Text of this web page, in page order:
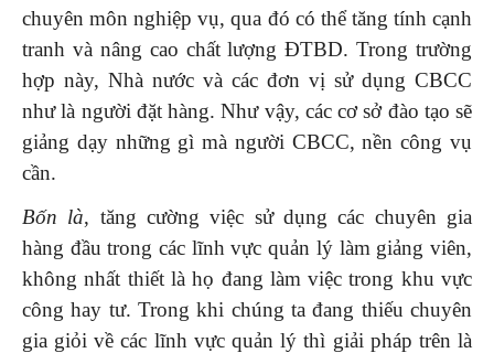
chuyên môn nghiệp vụ, qua đó có thể tăng tính cạnh
tranh và nâng cao chất lượng ĐTBD. Trong trường
hợp này, Nhà nước và các đơn vị sử dụng CBCC
như là người đặt hàng. Như vậy, các cơ sở đào tạo sẽ
giảng dạy những gì mà người CBCC, nền công vụ
cần.
Bốn là, tăng cường việc sử dụng các chuyên gia
hàng đầu trong các lĩnh vực quản lý làm giảng viên,
không nhất thiết là họ đang làm việc trong khu vực
công hay tư. Trong khi chúng ta đang thiếu chuyên
gia giỏi về các lĩnh vực quản lý thì giải pháp trên là